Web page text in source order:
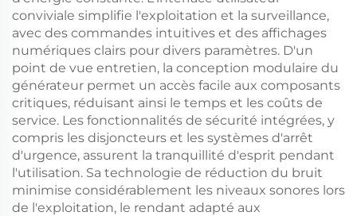
conviviale simplifie l'exploitation et la surveillance,
avec des commandes intuitives et des affichages
numériques clairs pour divers paramètres. D'un
point de vue entretien, la conception modulaire du
générateur permet un accès facile aux composants
critiques, réduisant ainsi le temps et les coûts de
service. Les fonctionnalités de sécurité intégrées, y
compris les disjoncteurs et les systèmes d'arrêt
d'urgence, assurent la tranquillité d'esprit pendant
l'utilisation. Sa technologie de réduction du bruit
minimise considérablement les niveaux sonores lors
de l'exploitation, le rendant adapté aux